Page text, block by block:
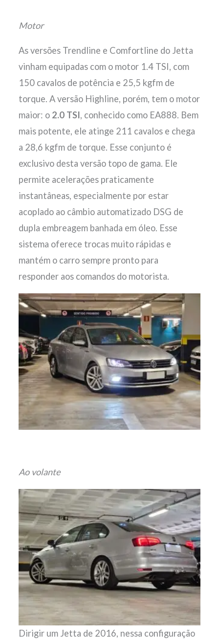
Motor
As versões Trendline e Comfortline do Jetta
vinham equipadas com o motor 1.4 TSI, com
150 cavalos de potência e 25,5 kgfm de
torque. A versão Highline, porém, tem o motor
maior: o 2.0 TSI, conhecido como EA888. Bem
mais potente, ele atinge 211 cavalos e chega
a 28,6 kgfm de torque. Esse conjunto é
exclusivo desta versão topo de gama. Ele
permite acelerações praticamente
instantâneas, especialmente por estar
acoplado ao câmbio automatizado DSG de
dupla embreagem banhada em óleo. Esse
sistema oferece trocas muito rápidas e
mantém o carro sempre pronto para
responder aos comandos do motorista.
Ao volante
Dirigir um Jetta de 2016, nessa configuração